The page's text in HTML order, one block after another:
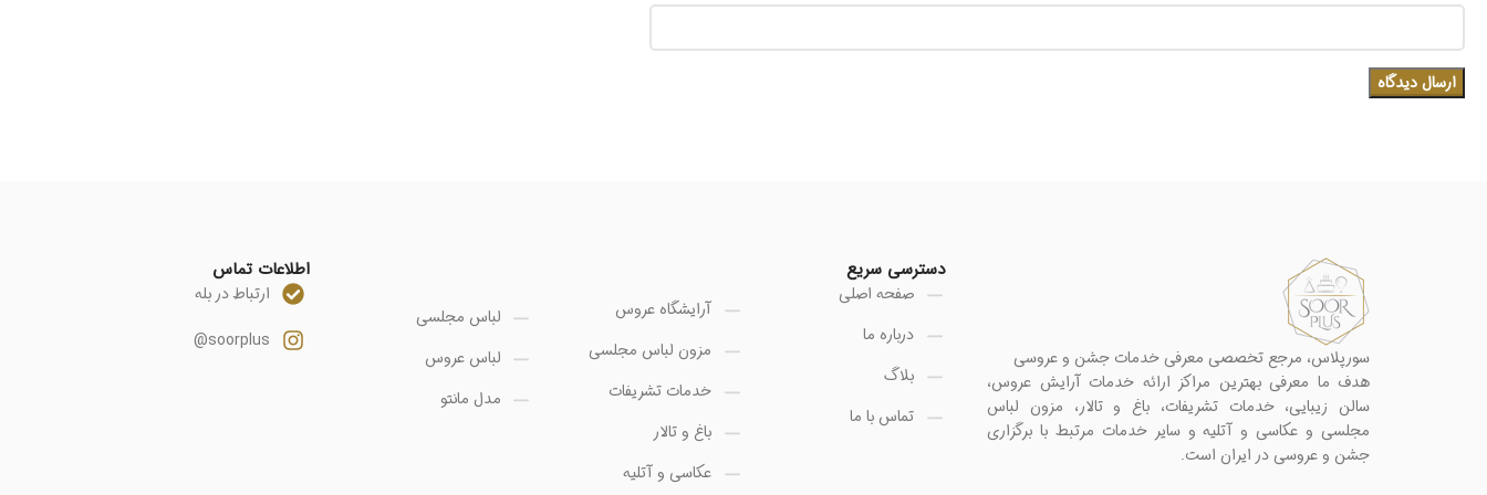
سورپلاس، مرجع تخصصی معرفی خدمات جشن و عروسی
هدف ما معرفی بهترین مراکز ارائه خدمات آرایش عروس،
سالن زیبایی، خدمات تشریفات، باغ و تالار، مزون لباس
مجلسی و عکاسی و آتلیه و سایر خدمات مرتبط با برگزاری
جشن و عروسی در ایران است.
دسترسی سریع
صفحه اصلی
درباره ما
بلاگ
تماس با ما
آرایشگاه عروس
مزون لباس مجلسی
خدمات تشریفات
باغ و تالار
عکاسی و آتلیه
لباس مجلسی
لباس عروس
مدل مانتو
اطلاعات تماس
ارتباط در بله
soorplus@